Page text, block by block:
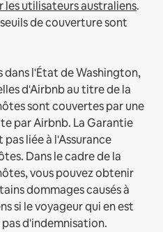
les utilisateurs australiens.
de couverture sont
dans l'État de Washington,
d'Airbnb au titre de la
sont couvertes par une
par Airbnb. La Garantie
liée à l'Assurance
Dans le cadre de la
vous pouvez obtenir
dommages causés à
si le voyageur qui en est
pas d'indemnisation.